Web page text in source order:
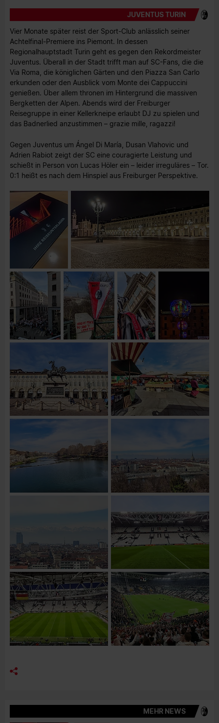
JUVENTUS TURIN
Vier Monate später reist der Sport-Club anlässlich seiner
Achtelfinal-Premiere ins Piemont. In dessen
Regionalhauptstadt Turin geht es gegen den Rekordmeister
Juventus. Überall in der Stadt trifft man auf SC-Fans, die die
Via Roma, die königlichen Gärten und den Piazza San Carlo
erkunden oder den Ausblick vom Monte dei Cappuccini
genießen. Über allem thronen im Hintergrund die massiven
Bergketten der Alpen. Abends wird der Freiburger
Reisegruppe in einer Kellerkneipe erlaubt DJ zu spielen und
das Badnerlied anzustimmen – grazie mille, ragazzi!
Gegen Juventus um Ángel Di María, Dusan Vlahovic und
Adrien Rabiot zeigt der SC eine couragierte Leistung und
schießt in Person von Lucas Höler ein – leider irreguläres – Tor.
0:1 heißt es nach dem Hinspiel aus Freiburger Perspektive.
MEHR NEWS